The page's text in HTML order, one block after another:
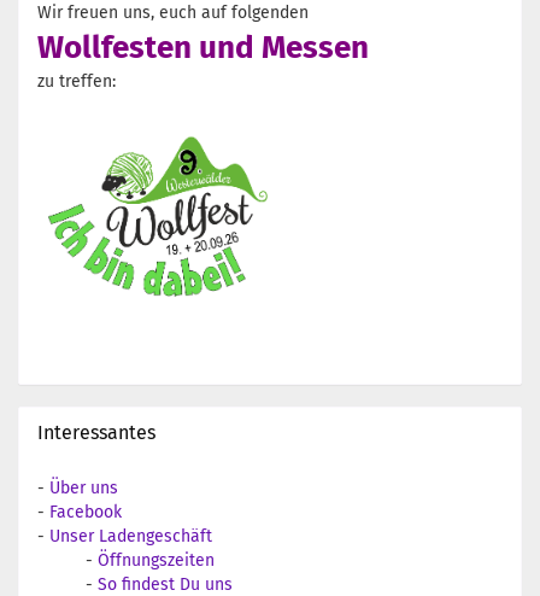
Wir freuen uns, euch auf folgenden
Wollfesten und Messen
zu treffen:
Interessantes
- Über uns
- Facebook
- Unser Ladengeschäft
- Öffnungszeiten
- So findest Du uns